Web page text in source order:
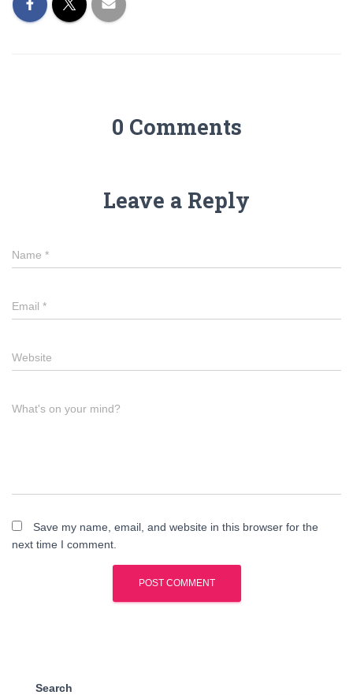
0 Comments
Leave a Reply
Name *
Email *
Website
What's on your mind?
Save my name, email, and website in this browser for the
next time I comment.
Search